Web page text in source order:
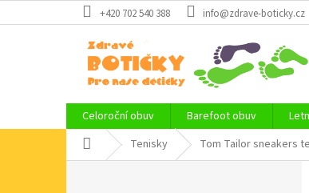
na
+420 702 540 388 info@zdrave-boticky.cz
Celoroční obuv Barefoot obuv
Domů Tenisky Tom Tailor sneakers